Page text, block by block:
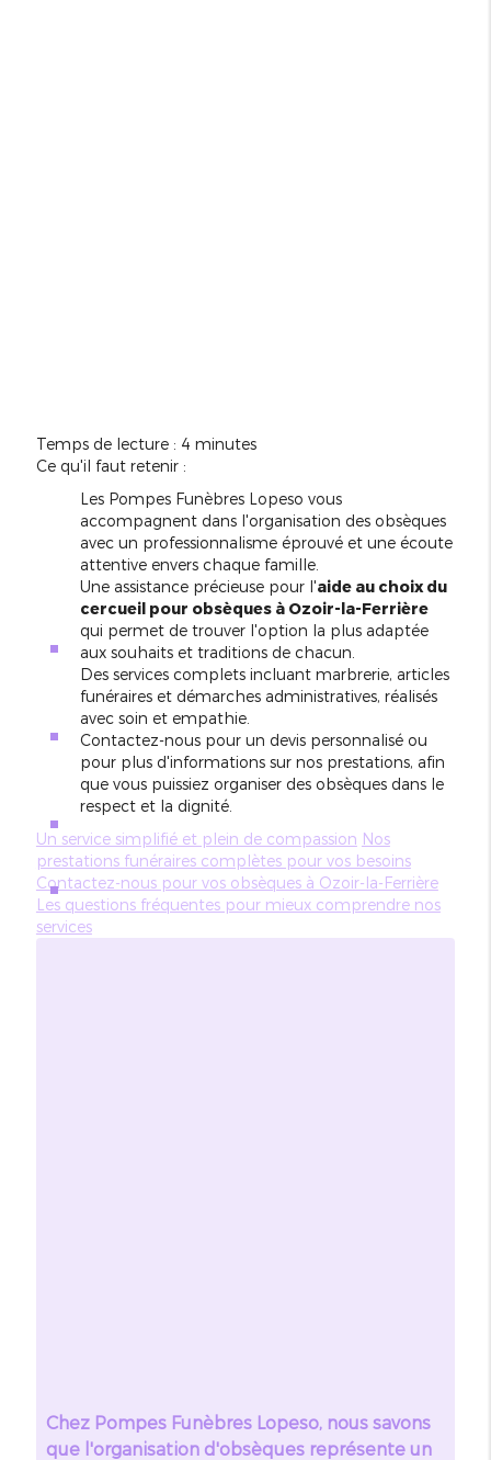
Temps de lecture : 4 minutes
Ce qu'il faut retenir :
Les Pompes Funèbres Lopeso vous
accompagnent dans l'organisation des obsèques
avec un professionnalisme éprouvé et une écoute
attentive envers chaque famille.
Une assistance précieuse pour l'aide au choix du
cercueil pour obsèques à Ozoir-la-Ferrière
qui permet de trouver l'option la plus adaptée
aux souhaits et traditions de chacun.
Des services complets incluant marbrerie, articles
funéraires et démarches administratives, réalisés
avec soin et empathie.
Contactez-nous pour un devis personnalisé ou
pour plus d'informations sur nos prestations, afin
que vous puissiez organiser des obsèques dans le
respect et la dignité.
Un service simplifié et plein de compassion Nos
prestations funéraires complètes pour vos besoins
Contactez-nous pour vos obsèques à Ozoir-la-Ferrière
Les questions fréquentes pour mieux comprendre nos
services
Chez Pompes Funèbres Lopeso, nous savons
que l'organisation d'obsèques représente un